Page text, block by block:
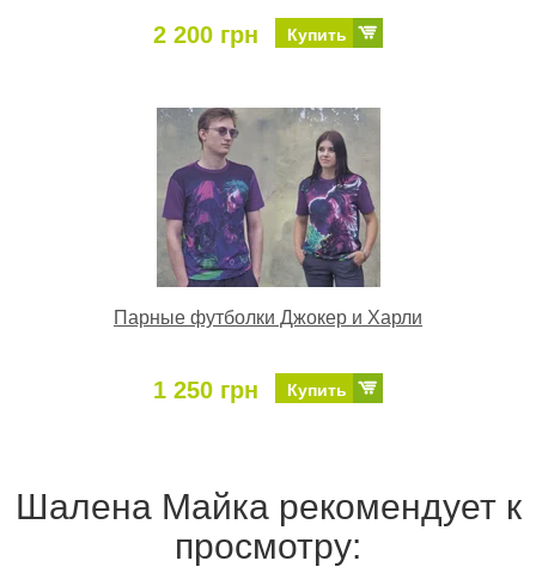
2 200 грн Купить
Парные футболки Джокер и Харли
1 250 грн Купить
Шалена Майка рекомендует к
просмотру: